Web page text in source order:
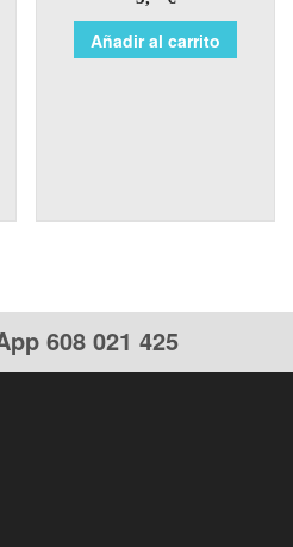
Añadir al carrito
608 021 425